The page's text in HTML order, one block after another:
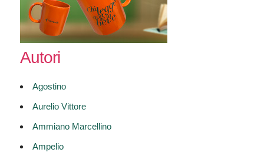
Autori
Agostino
Aurelio Vittore
Ammiano Marcellino
Ampelio